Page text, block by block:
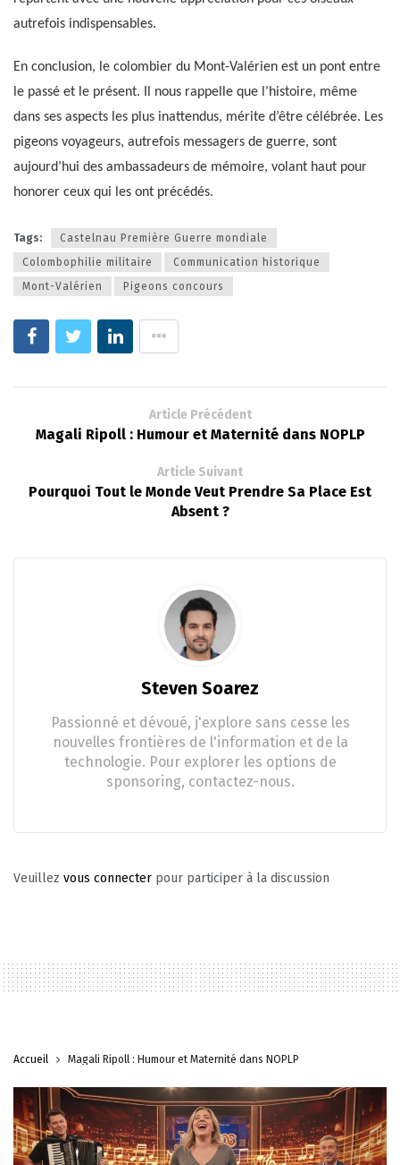
autrefois indispensables.
En conclusion, le colombier du Mont-Valérien est un pont entre
le passé et le présent. Il nous rappelle que l’histoire, même
dans ses aspects les plus inattendus, mérite d’être célébrée. Les
pigeons voyageurs, autrefois messagers de guerre, sont
aujourd’hui des ambassadeurs de mémoire, volant haut pour
honorer ceux qui les ont précédés.
Tags:
Castelnau Première Guerre mondiale
Colombophilie militaire
Communication historique
Mont-Valérien
Pigeons concours
Article Précédent
Magali Ripoll : Humour et Maternité dans NOPLP
Article Suivant
Pourquoi Tout le Monde Veut Prendre Sa Place Est
Absent ?
Steven Soarez
Passionné et dévoué, j'explore sans cesse les
nouvelles frontières de l'information et de la
technologie. Pour explorer les options de
sponsoring, contactez-nous.
Veuillez vous connecter pour participer à la discussion
Accueil Magali Ripoll : Humour et Maternité dans NOPLP